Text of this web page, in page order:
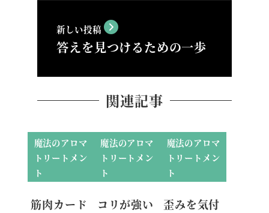
新しい投稿
答えを見つけるための一歩
関連記事
魔法のアロマ
トリートメン
ト
筋肉カード
魔法のアロマ
トリートメン
ト
コリが強い
魔法のアロマ
トリートメン
ト
歪みを気付